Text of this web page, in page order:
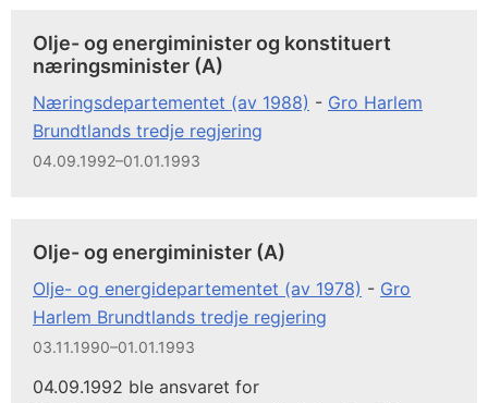
Olje- og energiminister og konstituert
næringsminister (A)
Næringsdepartementet (av 1988) - Gro Harlem
Brundtlands tredje regjering
04.09.1992–01.01.1993
Olje- og energiminister (A)
Olje- og energidepartementet (av 1978) - Gro
Harlem Brundtlands tredje regjering
03.11.1990–01.01.1993
04.09.1992 ble ansvaret for